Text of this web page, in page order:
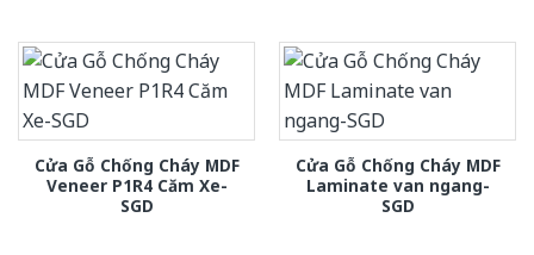
Cửa Gỗ Chống Cháy MDF
Veneer P1R4 Căm Xe-
SGD
Cửa Gỗ Chống Cháy MDF
Laminate van ngang-
SGD